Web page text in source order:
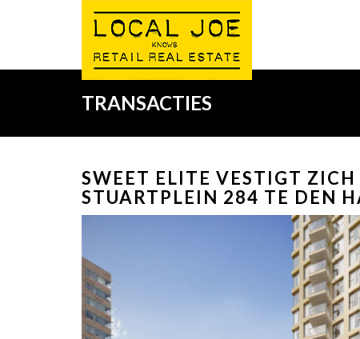
TRANSACTIES
SWEET ELITE VESTIGT
STUARTPLEIN 284 TE DEN